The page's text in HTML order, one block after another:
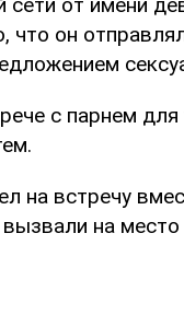
что он
с парнем
на встречу
на